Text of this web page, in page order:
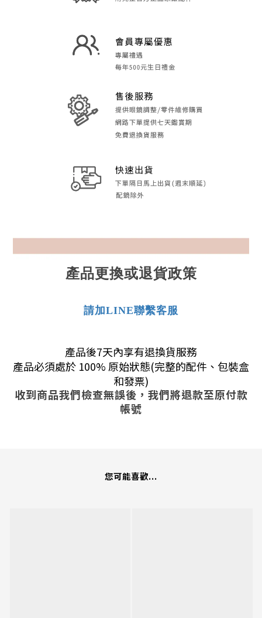
產品更換或退貨政策
請加LINE聯繫客服
產品後7天內享有退換貨服務
產品必須處於 100% 原始狀態(完整的配件、包裝盒
和發票)
收到商品我們檢查無誤後，我們將退款至原付款
帳號
您可能喜歡...